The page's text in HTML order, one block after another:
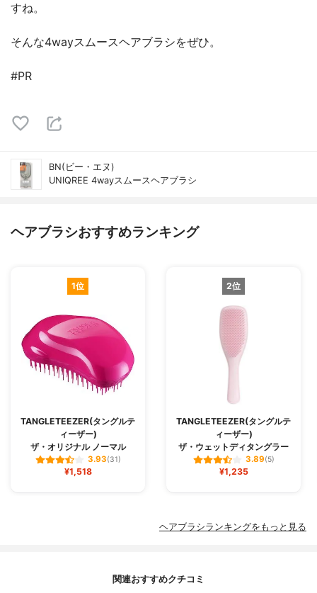
すね。
そんな4wayスムースヘアブラシをぜひ。
#PR
BN(ビー・エヌ)
UNIQREE 4wayスムースヘアブラシ
ヘアブラシおすすめランキング
1位
TANGLETEEZER(タングルテ
ィーザー)
ザ・オリジナル ノーマル
3.93(31)
¥1,518
2位
TANGLETEEZER(タングルテ
ィーザー)
ザ・ウェットディタングラー
3.89(5)
¥1,235
ヘアブラシランキングをもっと見る
関連おすすめクチコミ